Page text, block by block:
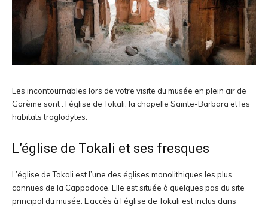
Les incontournables lors de votre visite du musée en plein air de
Gorème sont : l’église de Tokali, la chapelle Sainte-Barbara et les
habitats troglodytes.
L’église de Tokali et ses fresques
L’église de Tokali est l’une des églises monolithiques les plus
connues de la Cappadoce. Elle est située à quelques pas du site
principal du musée. L’accès à l’église de Tokali est inclus dans